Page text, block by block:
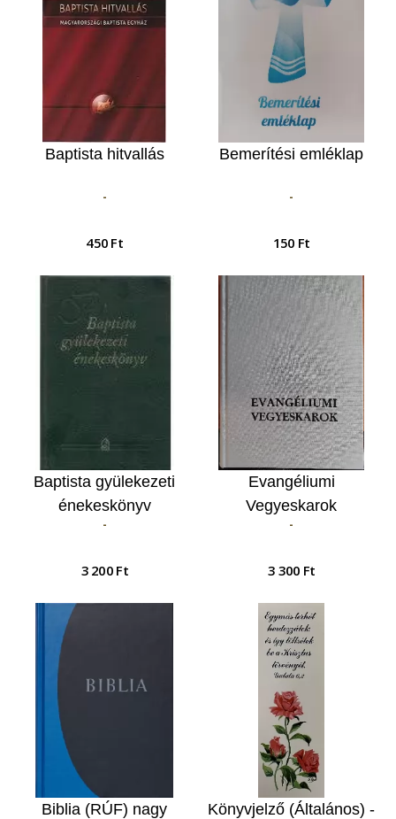
Baptista hitvallás
-
450 Ft
Bemerítési emléklap
-
150 Ft
Baptista gyülekezeti
énekeskönyv
(keményfedeles)
-
3 200 Ft
Evangéliumi
Vegyeskarok
-
3 300 Ft
Biblia (RÚF) nagy
Könyvjelző (Általános) -